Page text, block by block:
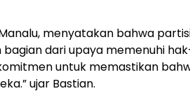
menyatakan bahwa
bagian dari upaya memenuhi
untuk memastikan
ujar Bastian.